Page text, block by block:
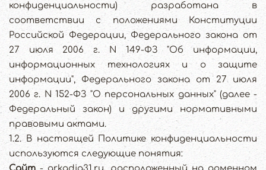
конфиденциальности) разработана в
соответствии с положениями Конституции
Российской Федерации, Федерального закона от
27 июля 2006 г. N 149-ФЗ "Об информации,
информационных технологиях и о защите
информации", Федерального закона от 27 июля
2006 г. N 152-ФЗ "О персональных данных" (далее -
Федеральный закон) и другими нормативными
правовыми актами.
1.2. В настоящей Политике конфиденциальности
используются следующие понятия: